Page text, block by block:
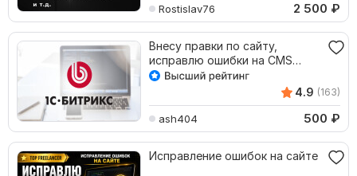
Rostislav76 2 500 ₽
Внесу правки по сайту,
исправлю ошибки на CMS
Битрикс
4.9 (163)
ash404 500 ₽
Исправление ошибок на сайте